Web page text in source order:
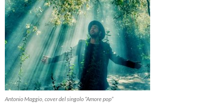
Antonio Maggio, cover del singolo “Amore pop”